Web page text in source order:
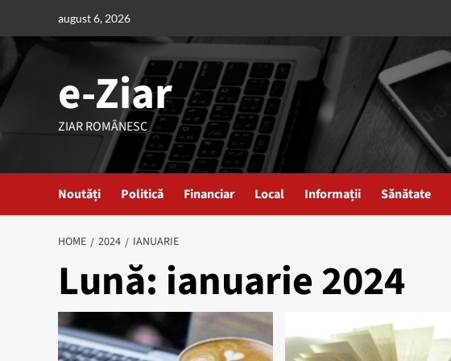
content
august 6, 2026
e-Ziar
ZIAR ROMÂNESC
Noutăți Politică Financiar Local Informații Sănătate
HOME 2024 IANUARIE
Lună: ianuarie 2024